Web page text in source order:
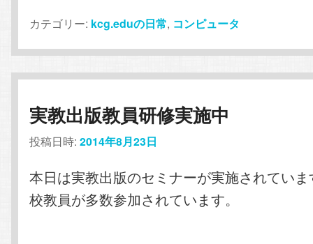
カテゴリー: kcg.eduの日常, コンピュータ
実教出版教員研修実施中
投稿日時:2014年8月23日
本日は実教出版のセミナーが実施されてい
校教員が多数参加されています。